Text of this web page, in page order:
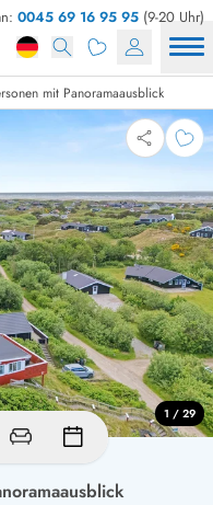
0045 69 16 95 95 (9-20 Uhr)
mit Panoramaausblick
1 / 29